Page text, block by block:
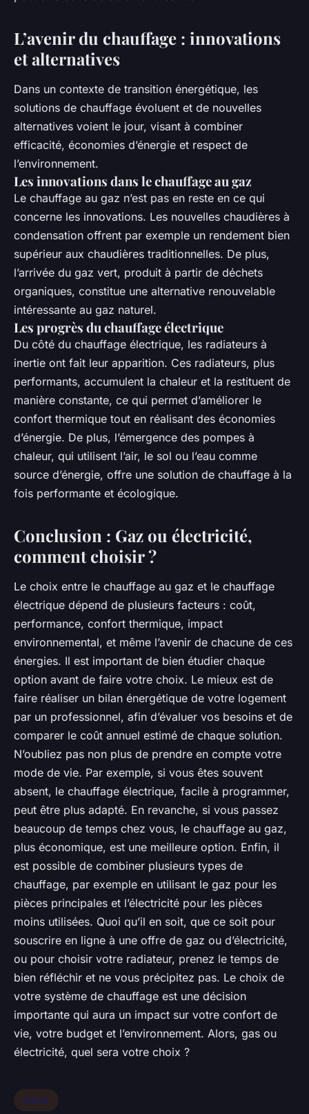
L’avenir du chauffage : innovations
et alternatives
Dans un contexte de transition énergétique, les
solutions de chauffage évoluent et de nouvelles
alternatives voient le jour, visant à combiner
efficacité, économies d’énergie et respect de
l’environnement.
Les innovations dans le chauffage au gaz
Le chauffage au gaz n’est pas en reste en ce qui
concerne les innovations. Les nouvelles chaudières à
condensation offrent par exemple un rendement bien
supérieur aux chaudières traditionnelles. De plus,
l’arrivée du gaz vert, produit à partir de déchets
organiques, constitue une alternative renouvelable
intéressante au gaz naturel.
Les progrès du chauffage électrique
Du côté du chauffage électrique, les radiateurs à
inertie ont fait leur apparition. Ces radiateurs, plus
performants, accumulent la chaleur et la restituent de
manière constante, ce qui permet d’améliorer le
confort thermique tout en réalisant des économies
d’énergie. De plus, l’émergence des pompes à
chaleur, qui utilisent l’air, le sol ou l’eau comme
source d’énergie, offre une solution de chauffage à la
fois performante et écologique.
Conclusion : Gaz ou électricité,
comment choisir ?
Le choix entre le chauffage au gaz et le chauffage
électrique dépend de plusieurs facteurs : coût,
performance, confort thermique, impact
environnemental, et même l’avenir de chacune de ces
énergies. Il est important de bien étudier chaque
option avant de faire votre choix. Le mieux est de
faire réaliser un bilan énergétique de votre logement
par un professionnel, afin d’évaluer vos besoins et de
comparer le coût annuel estimé de chaque solution.
N’oubliez pas non plus de prendre en compte votre
mode de vie. Par exemple, si vous êtes souvent
absent, le chauffage électrique, facile à programmer,
peut être plus adapté. En revanche, si vous passez
beaucoup de temps chez vous, le chauffage au gaz,
plus économique, est une meilleure option. Enfin, il
est possible de combiner plusieurs types de
chauffage, par exemple en utilisant le gaz pour les
pièces principales et l’électricité pour les pièces
moins utilisées. Quoi qu’il en soit, que ce soit pour
souscrire en ligne à une offre de gaz ou d’électricité,
ou pour choisir votre radiateur, prenez le temps de
bien réfléchir et ne vous précipitez pas. Le choix de
votre système de chauffage est une décision
importante qui aura un impact sur votre confort de
vie, votre budget et l’environnement. Alors, gas ou
électricité, quel sera votre choix ?
Immo